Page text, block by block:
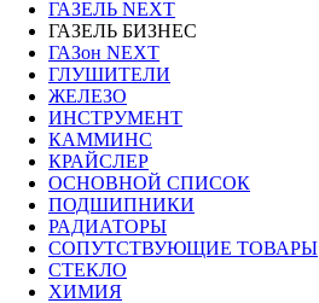
ГАЗЕЛЬ NEXT
ГАЗЕЛЬ БИЗНЕС
ГАЗон NEXT
ГЛУШИТЕЛИ
ЖЕЛЕЗО
ИНСТРУМЕНТ
КАММИНС
КРАЙСЛЕР
ОСНОВНОЙ СПИСОК
ПОДШИПНИКИ
РАДИАТОРЫ
СОПУТСТВУЮЩИЕ ТОВАРЫ
СТЕКЛО
ХИМИЯ